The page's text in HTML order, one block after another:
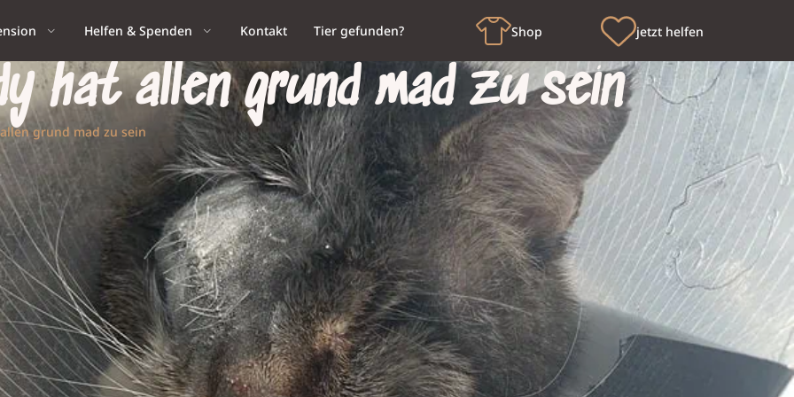
Helfen & Spenden Kontakt Tier gefunden? Shop jetzt helfen
hat allen grund mad zu sein
grund mad zu sein